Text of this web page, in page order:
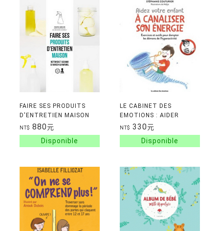
FAIRE SES PRODUITS
D'ENTRETIEN MAISON
NT$ 880元
LE CABINET DES
EMOTIONS : AIDER
VOTRE ENFANT A
CANALISER SON ENERGIE
NT$ 330元